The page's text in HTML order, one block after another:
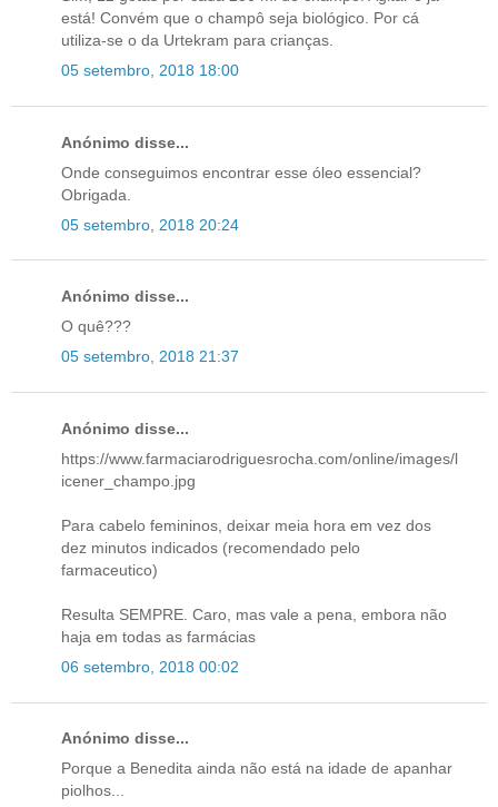
está! Convém que o champô seja biológico. Por cá
utiliza-se o da Urtekram para crianças.
05 setembro, 2018 18:00
Anónimo disse...
Onde conseguimos encontrar esse óleo essencial?
Obrigada.
05 setembro, 2018 20:24
Anónimo disse...
O quê???
05 setembro, 2018 21:37
Anónimo disse...
https://www.farmaciarodriguesrocha.com/online/images/l
icener_champo.jpg
Para cabelo femininos, deixar meia hora em vez dos
dez minutos indicados (recomendado pelo
farmaceutico)
Resulta SEMPRE. Caro, mas vale a pena, embora não
haja em todas as farmácias
06 setembro, 2018 00:02
Anónimo disse...
Porque a Benedita ainda não está na idade de apanhar
piolhos...